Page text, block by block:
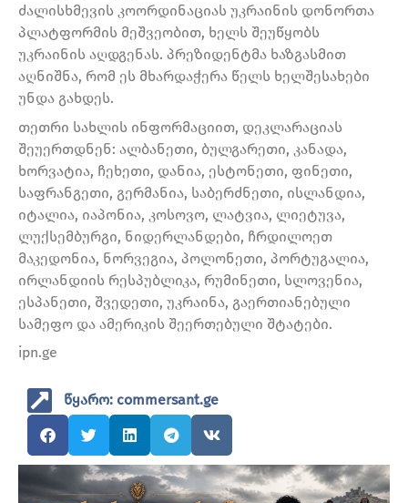
ძალისხმევის კოორდინაციას უკრაინის დონორთა
პლატფორმის მეშვეობით, ხელს შეუწყობს
უკრაინის აღდგენას. პრეზიდენტმა ხაზგასმით
აღნიშნა, რომ ეს მხარდაჭერა წელს ხელშესახები
უნდა გახდეს.
თეთრი სახლის ინფორმაციით, დეკლარაციას
შეუერთდნენ: ალბანეთი, ბულგარეთი, კანადა,
ხორვატია, ჩეხეთი, დანია, ესტონეთი, ფინეთი,
საფრანგეთი, გერმანია, საბერძნეთი, ისლანდია,
იტალია, იაპონია, კოსოვო, ლატვია, ლიეტუვა,
ლუქსემბურგი, ნიდერლანდები, ჩრდილოეთ
მაკედონია, ნორვეგია, პოლონეთი, პორტუგალია,
ირლანდიის რესპუბლიკა, რუმინეთი, სლოვენია,
ესპანეთი, შვედეთი, უკრაინა, გაერთიანებული
სამეფო და ამერიკის შეერთებული შტატები.
ipn.ge
წყარო: commersant.ge